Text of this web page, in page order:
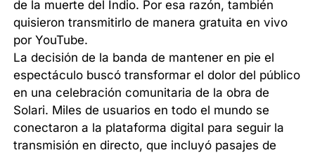
de la muerte del Indio. Por esa razón, también
quisieron transmitirlo de manera gratuita en vivo
por YouTube.
La decisión de la banda de mantener en pie el
espectáculo buscó transformar el dolor del público
en una celebración comunitaria de la obra de
Solari. Miles de usuarios en todo el mundo se
conectaron a la plataforma digital para seguir la
transmisión en directo, que incluyó pasajes de